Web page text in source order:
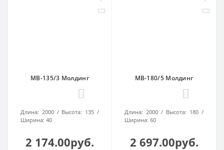
МВ-135/3 Молдинг
Длина: 2000 Высота: 135
Ширина: 40
2 174.00руб.
МВ-180/5 Молдинг
Длина: 2000 Высота: 180
Ширина: 60
2 697.00руб.